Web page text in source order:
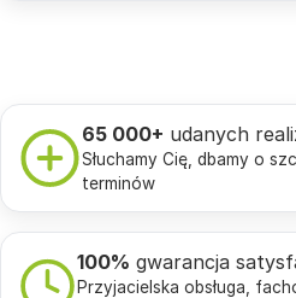
65 000+ udanych
Słuchamy Cię, dbamy o
terminów
100% gwarancja
Przyjacielska obsługa,